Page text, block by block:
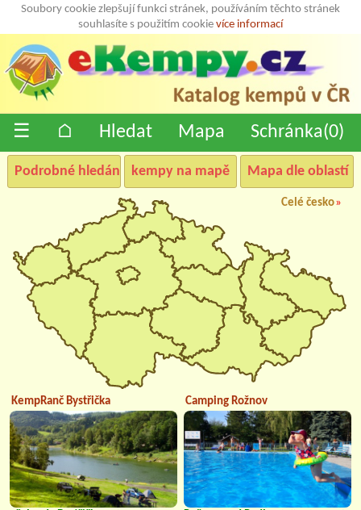
Soubory cookie zlepšují funkci stránek, používáním těchto stránek
souhlasíte s použitím cookie více informací
☰ ⌂ Hledat Mapa Schránka(0)
Podrobné hledání kempy na mapě Mapa dle oblastí
Celé česko»
KempRanč Bystřička Camping Rožnov